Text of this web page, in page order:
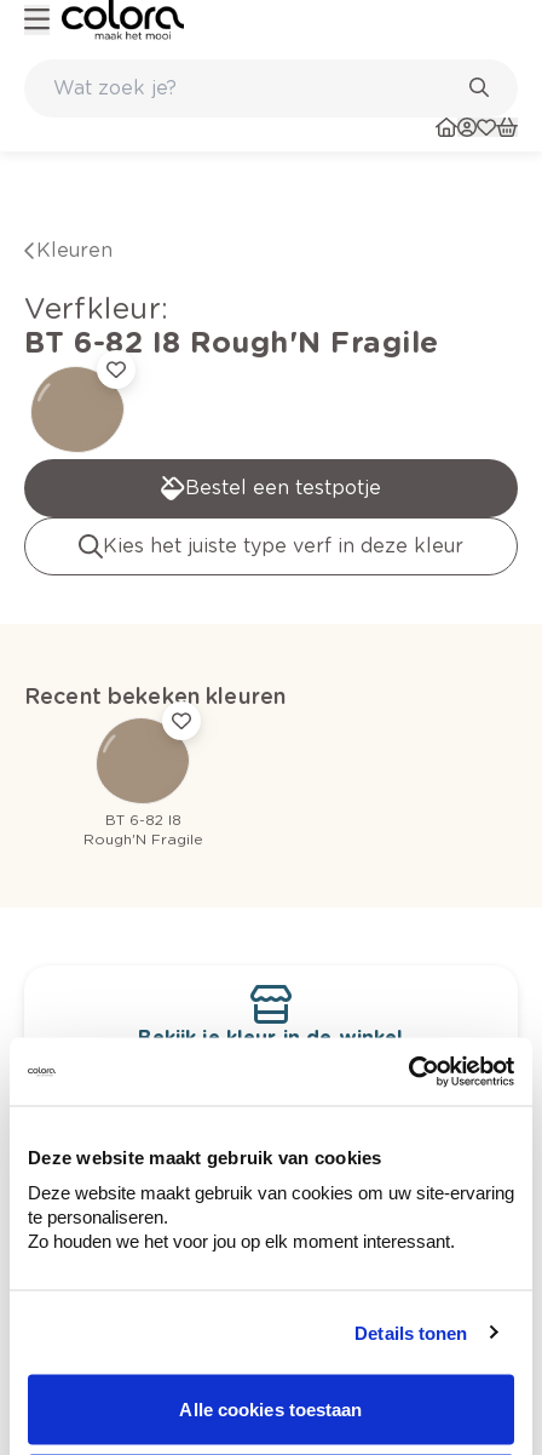
Deze website maakt gebruik van cookies
Deze website maakt gebruik van cookies om uw site-ervaring
te personaliseren.
Zo houden we het voor jou op elk moment interessant.
Details tonen
Alle cookies toestaan
Kleuren
verfkleur:
BT 6-82 I8 Rough'N Fragile
Bestel een testpotje
Kies het juiste type verf in deze kleur
Recent bekeken kleuren
BT 6-82 I8
Rough'N Fragile
Bekijk je kleur in de winkel
Ontdek er kleurechte stalen van je
te verfijnen.
Krijg persoonlijk advies om kleuren te
combineren.